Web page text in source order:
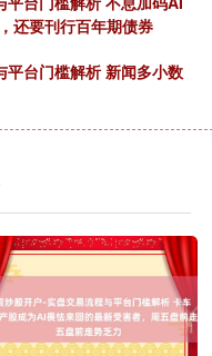
还要刊行百年期债券
台门槛解析 新闻多小数